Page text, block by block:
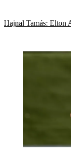
Hajnal Tamás: Elton